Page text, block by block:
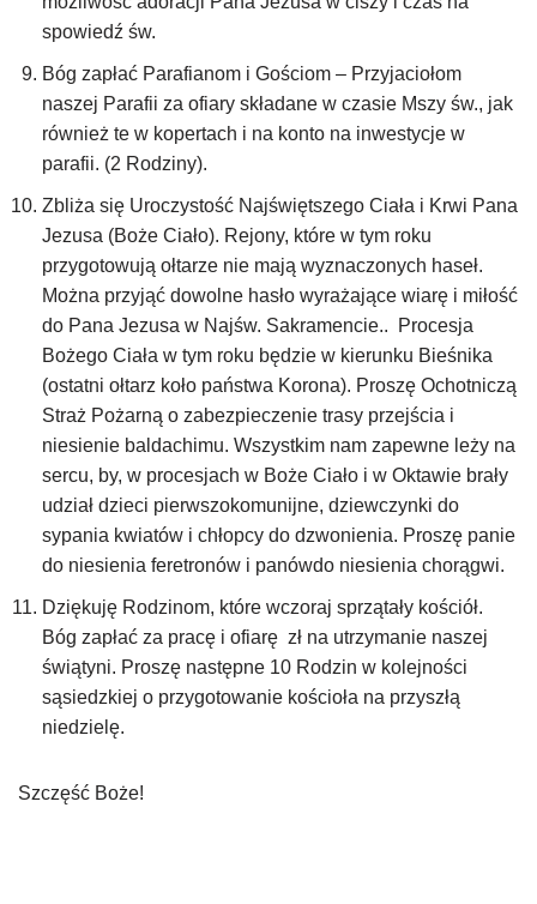
spowiedź św.
Bóg zapłać Parafianom i Gościom – Przyjaciołom
naszej Parafii za ofiary składane w czasie Mszy św., jak
również te w kopertach i na konto na inwestycje w
parafii. (2 Rodziny).
Zbliża się Uroczystość Najświętszego Ciała i Krwi Pana
Jezusa (Boże Ciało). Rejony, które w tym roku
przygotowują ołtarze nie mają wyznaczonych haseł.
Można przyjąć dowolne hasło wyrażające wiarę i miłość
do Pana Jezusa w Najśw. Sakramencie.. Procesja
Bożego Ciała w tym roku będzie w kierunku Bieśnika
(ostatni ołtarz koło państwa Korona). Proszę Ochotniczą
Straż Pożarną o zabezpieczenie trasy przejścia i
niesienie baldachimu. Wszystkim nam zapewne leży na
sercu, by, w procesjach w Boże Ciało i w Oktawie brały
udział dzieci pierwszokomunijne, dziewczynki do
sypania kwiatów i chłopcy do dzwonienia. Proszę panie
do niesienia feretronów i panówdo niesienia chorągwi.
Dziękuję Rodzinom, które wczoraj sprzątały kościół.
Bóg zapłać za pracę i ofiarę zł na utrzymanie naszej
świątyni. Proszę następne 10 Rodzin w kolejności
sąsiedzkiej o przygotowanie kościoła na przyszłą
niedzielę.
Szczęść Boże!